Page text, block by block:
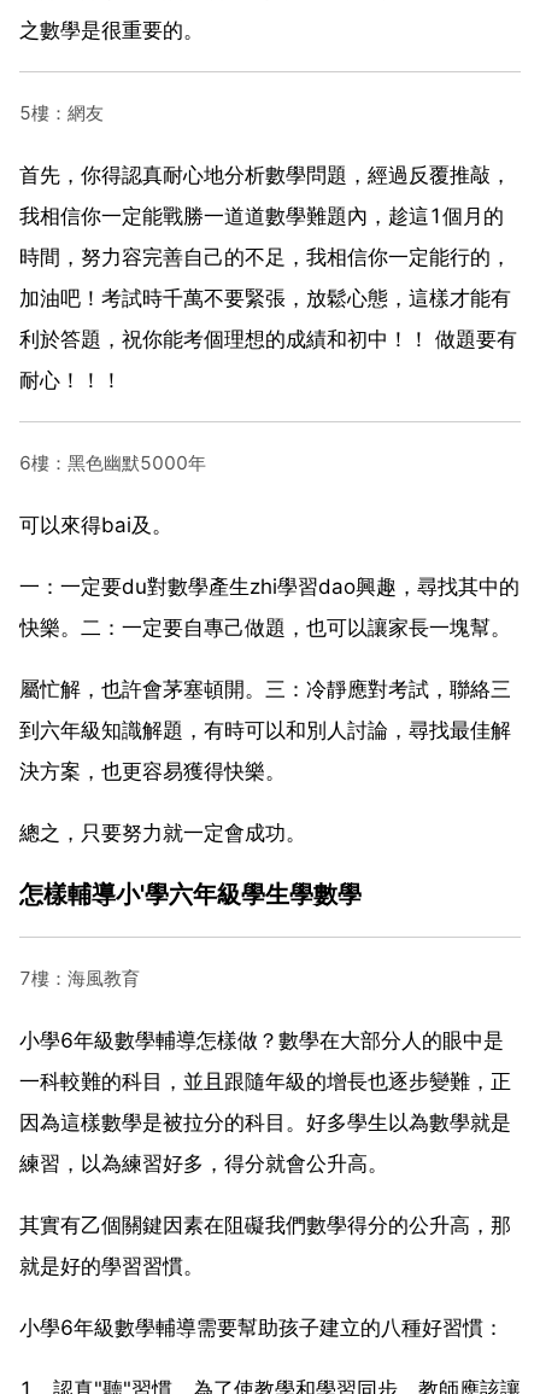
之數學是很重要的。
5樓：網友
首先，你得認真耐心地分析數學問題，經過反覆推敲，
我相信你一定能戰勝一道道數學難題內，趁這1個月的
時間，努力容完善自己的不足，我相信你一定能行的，
加油吧！考試時千萬不要緊張，放鬆心態，這樣才能有
利於答題，祝你能考個理想的成績和初中！！ 做題要有
耐心！！！
6樓：黑色幽默5000年
可以來得bai及。
一：一定要du對數學產生zhi學習dao興趣，尋找其中的
快樂。二：一定要自專己做題，也可以讓家長一塊幫。
屬忙解，也許會茅塞頓開。三：冷靜應對考試，聯絡三
到六年級知識解題，有時可以和別人討論，尋找最佳解
決方案，也更容易獲得快樂。
總之，只要努力就一定會成功。
怎樣輔導小'學六年級學生學數學
7樓：海風教育
小學6年級數學輔導怎樣做？數學在大部分人的眼中是
一科較難的科目，並且跟隨年級的增長也逐步變難，正
因為這樣數學是被拉分的科目。好多學生以為數學就是
練習，以為練習好多，得分就會公升高。
其實有乙個關鍵因素在阻礙我們數學得分的公升高，那
就是好的學習習慣。
小學6年級數學輔導需要幫助孩子建立的八種好習慣：
1、認真"聽"習慣。為了使教學和學習同步，教師應該讓